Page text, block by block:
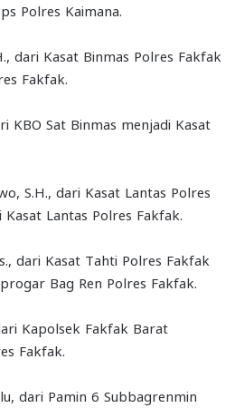
Polres Kaimana.
dari Kasat Binmas Polres Fakfak
Fakfak.
KBO Sat Binmas menjadi Kasat
S.H., dari Kasat Lantas Polres
Lantas Polres Fakfak.
dari Kasat Tahti Polres Fakfak
Bag Ren Polres Fakfak.
Kapolsek Fakfak Barat
Fakfak.
dari Pamin 6 Subbagrenmin